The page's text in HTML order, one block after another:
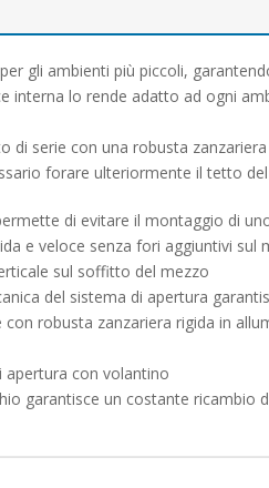
gli ambienti più piccoli,
interna lo rende adatto ad ogni
serie con una robusta
forare ulteriormente il tetto
di evitare il montaggio di
e veloce senza fori aggiuntivi sul
sul soffitto del mezzo
del sistema di apertura
robusta zanzariera rigida in
apertura con volantino
garantisce un costante ricambio